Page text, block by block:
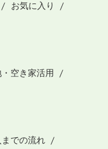
お気に入り
・空き家活用
までの流れ